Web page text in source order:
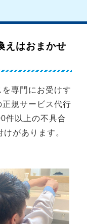
えはおまかせ
専門にお受けす
規サービス代行
件以上の不具合
があります。